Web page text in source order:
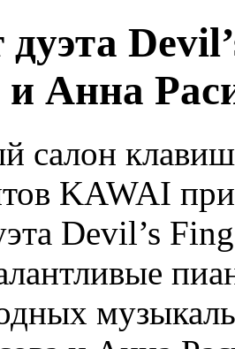
дуэта
и Анна
салон
KAWAI
Devil’s